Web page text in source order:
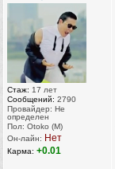
Стаж: 17 лет
Сообщений: 2790
Провайдер: Не
определен
Пол: Otoko (M)
Он-лайн: Нет
Карма: +0.01